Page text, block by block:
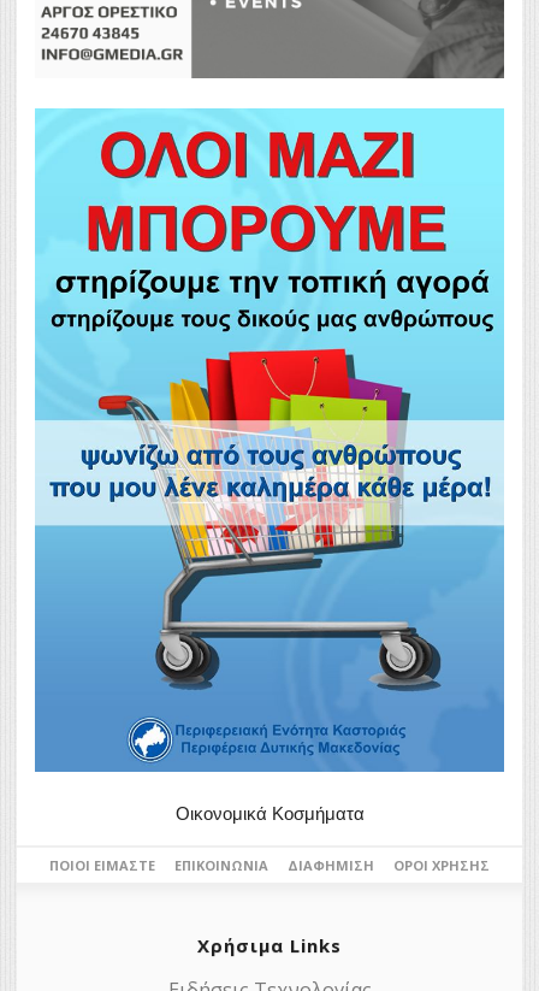
Οικονομικά Κοσμήματα
ΠΟΙΟΙ ΕΊΜΑΣΤΕ ΕΠΙΚΟΙΝΩΝΊΑ ΔΙΑΦΉΜΙΣΗ ΌΡΟΙ ΧΡΉΣΗΣ
Χρήσιμα Links